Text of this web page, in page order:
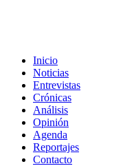
Inicio
Noticias
Entrevistas
Crónicas
Análisis
Opinión
Agenda
Reportajes
Contacto